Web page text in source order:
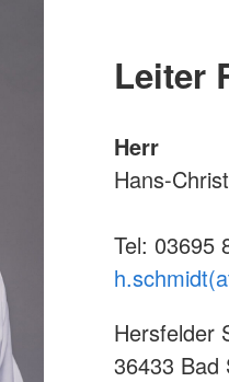
Leiter
Herr
Hans-
Tel: 03695
Hersfelder
36433 Bad